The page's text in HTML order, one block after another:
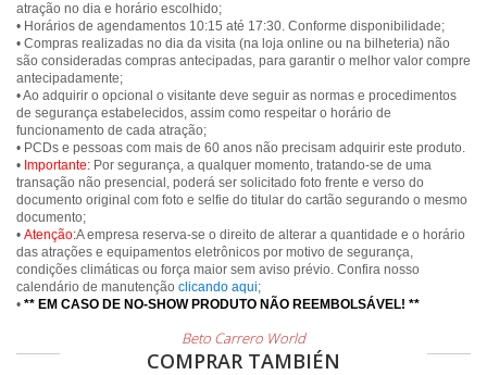
atração no dia e horário escolhido;
• Horários de agendamentos 10:15 até 17:30. Conforme disponibilidade;
• Compras realizadas no dia da visita (na loja online ou na bilheteria) não
são consideradas compras antecipadas, para garantir o melhor valor compre
antecipadamente;
• Ao adquirir o opcional o visitante deve seguir as normas e procedimentos
de segurança estabelecidos, assim como respeitar o horário de
funcionamento de cada atração;
• PCDs e pessoas com mais de 60 anos não precisam adquirir este produto.
• Importante: Por segurança, a qualquer momento, tratando-se de uma
transação não presencial, poderá ser solicitado foto frente e verso do
documento original com foto e selfie do titular do cartão segurando o mesmo
documento;
• Atenção:A empresa reserva-se o direito de alterar a quantidade e o horário
das atrações e equipamentos eletrônicos por motivo de segurança,
condições climáticas ou força maior sem aviso prévio. Confira nosso
calendário de manutenção clicando aqui;
• ** EM CASO DE NO-SHOW PRODUTO NÃO REEMBOLSÁVEL! **
Beto Carrero World
COMPRAR TAMBIÉN